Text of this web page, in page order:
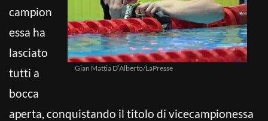
Gian Mattia D’Alberto/LaPresse
campion
essa ha
lasciato
tutti a
bocca
aperta, conquistando il titolo di vicecampionessa